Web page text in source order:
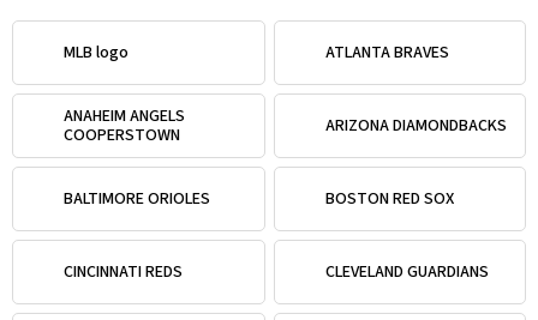
MLB logo ATLANTA BRAVES
ANAHEIM ANGELS
COOPERSTOWN
ARIZONA DIAMONDBACKS
BALTIMORE ORIOLES BOSTON RED SOX
CINCINNATI REDS CLEVELAND GUARDIANS